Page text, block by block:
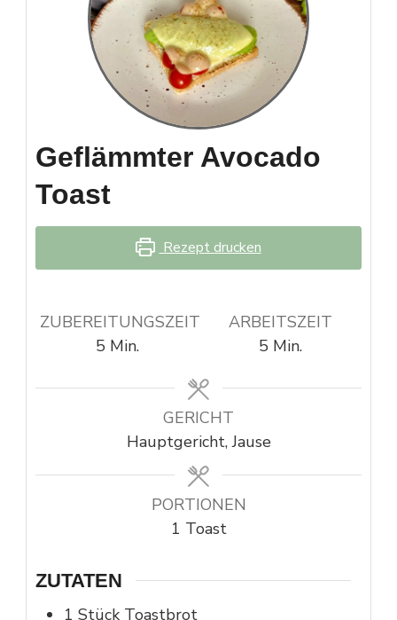
Geflämmter Avocado
Toast
Rezept drucken
ZUBEREITUNGSZEIT
5Minuten
Min.
ARBEITSZEIT
5Minuten
Min.
GERICHT
Hauptgericht, Jause
PORTIONEN
1 Toast
ZUTATEN
1 Stück Toastbrot